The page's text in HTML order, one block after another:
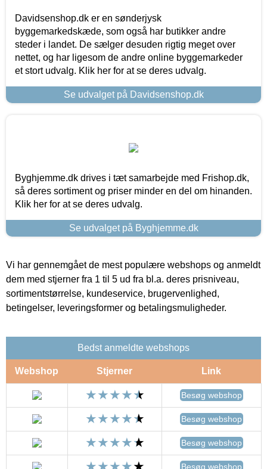
Davidsenshop.dk er en sønderjysk
byggemarkedskæde, som også har butikker andre
steder i landet. De sælger desuden rigtig meget over
nettet, og har ligesom de andre online byggemarkeder
et stort udvalg. Klik her for at se deres udvalg.
Se udvalget på Davidsenshop.dk
Byghjemme.dk drives i tæt samarbejde med Frishop.dk,
så deres sortiment og priser minder en del om hinanden.
Klik her for at se deres udvalg.
Se udvalget på Byghjemme.dk
Vi har gennemgået de mest populære webshops og anmeldt
dem med stjerner fra 1 til 5 ud fra bl.a. deres prisniveau,
sortimentstørrelse, kundeservice, brugervenlighed,
betingelser, leveringsformer og betalingsmuligheder.
Bedst anmeldte webshops
Webshop Stjerner Link
Besøg webshop
Besøg webshop
Besøg webshop
Besøg webshop